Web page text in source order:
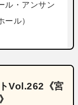
ル・アンサン
ール）
Vol.262《宮